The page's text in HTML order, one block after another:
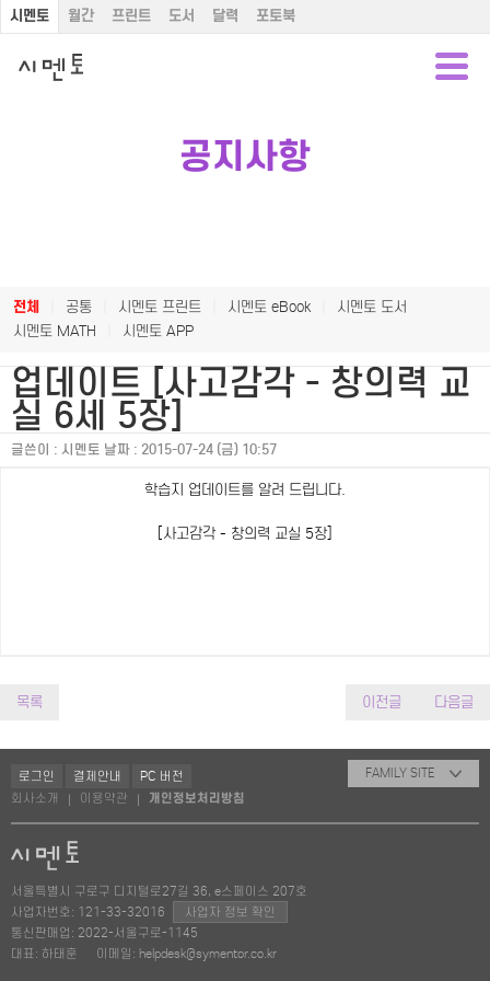
시멘토 월간 프린트 도서 달력 포토북
공지사항
전체 공통 시멘토 프린트 시멘토 eBook
시멘토 도서
시멘토 MATH
시멘토 APP
업데이트 [사고감각 - 창의력 교
실 6세 5장]
글쓴이 : 시멘토 날짜 : 2015-07-24 (금) 10:57
학습지 업데이트를 알려 드립니다.
[사고감각 - 창의력 교실 5장]
목록 이전글 다음글
로그인 결제안내
PC 버전
회사소개
이용약관 개인정보처리방침
FAMILY SITE
서울특별시 구로구 디지털로27길 36, e스페이스 207호
사업자번호: 121-33-32016
사업자 정보 확인
통신판매업: 2022-서울구로-1145
대표: 하태훈
이메일: helpdesk@symentor.co.kr